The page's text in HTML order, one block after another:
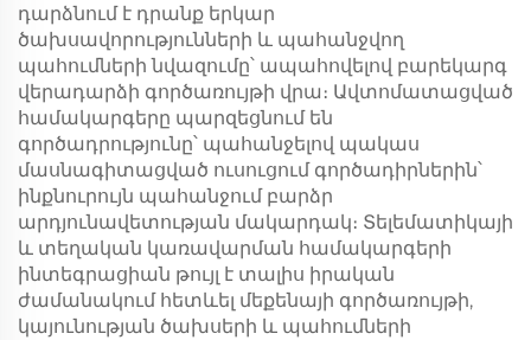
դարձնում է դրանք երկար
ծախսավորությունների և պահանջվող
պահումների նվազումը՝ ապահովելով բարեկարգ
վերադարձի գործառույթի վրա։ Ավտոմատացված
համակարգերը պարզեցնում են
գործադրությունը՝ պահանջելով պակաս
մասնագիտացված ուսուցում գործադիրներին՝
ինքնուրույն պահանջում բարձր
արդյունավետության մակարդակ։ Տելեմատիկայի
և տեղական կառավարման համակարգերի
ինտեգրացիան թույլ է տալիս իրական
ժամանակում հետևել մեքենայի գործառույթի,
կայունության ծախսերի և պահումների